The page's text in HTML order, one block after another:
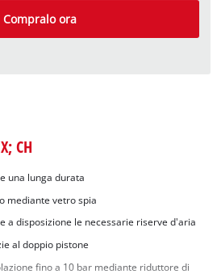
Compralo ora
CH
una lunga durata
mediante vetro spia
a disposizione le necessarie riserve d'aria
al doppio pistone
fino a 10 bar mediante riduttore di